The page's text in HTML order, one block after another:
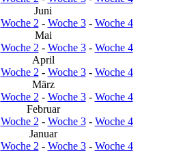
Juni
Woche 2 - Woche 3- Woche 4
Mai
Woche 2 - Woche 3- Woche 4
April
Woche 2 - Woche 3- Woche 4
März
Woche 2 - Woche 3- Woche 4
Februar
Woche 2 - Woche 3- Woche 4
Januar
Woche 2 - Woche 3- Woche 4